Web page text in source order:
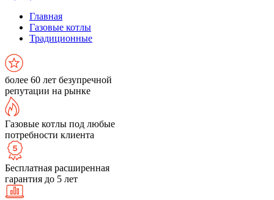
Главная
Газовые котлы
Традиционные
более 60 лет безупречной
репутации на рынке
Газовые котлы под любые
потребности клиента
Бесплатная расширенная
гарантия до 5 лет